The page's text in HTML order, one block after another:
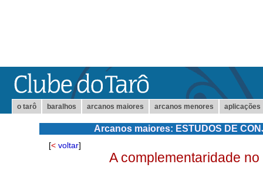
o tarô baralhos arcanos maiores arcanos menores aplicações
Arcanos maiores: ESTUDOS DE
[< voltar]
A complementaridade no